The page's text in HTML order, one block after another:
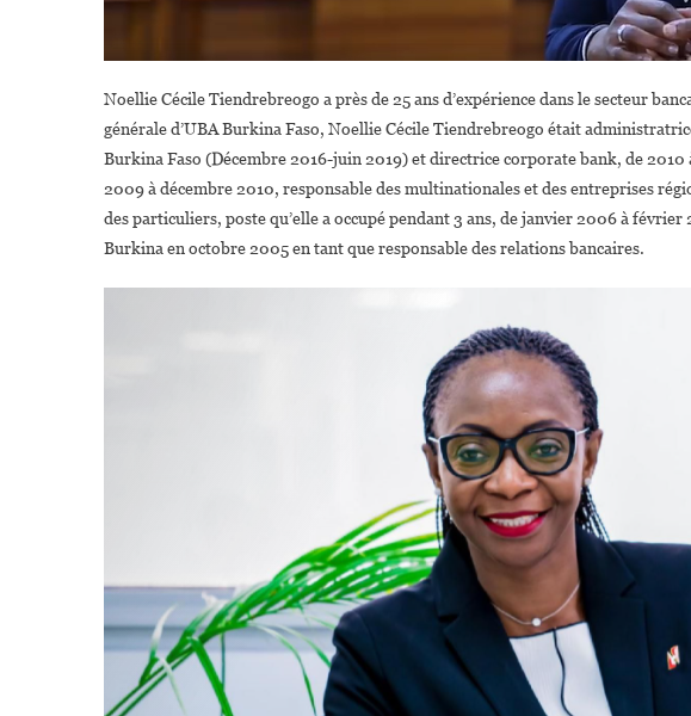
Noellie Cécile Tiendrebreogo a près de 25 ans d’expérience dans le secteur
générale d’UBA Burkina Faso, Noellie Cécile Tiendrebreogo était
Burkina Faso (Décembre 2016-juin 2019) et directrice corporate bank, de 2010
2009 à décembre 2010, responsable des multinationales et des entreprises
des particuliers, poste qu’elle a occupé pendant 3 ans, de janvier 2006 à
Burkina en octobre 2005 en tant que responsable des relations bancaires.